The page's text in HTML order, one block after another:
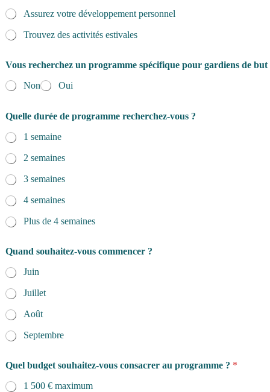
Assurez votre développement personnel
Trouvez des activités estivales
Vous recherchez un programme spécifique pour gardiens de but
Non
Oui
Quelle durée de programme recherchez-vous ?
1 semaine
2 semaines
3 semaines
4 semaines
Plus de 4 semaines
Quand souhaitez-vous commencer ?
Juin
Juillet
Août
Septembre
Quel budget souhaitez-vous consacrer au programme ? *
1 500 € maximum